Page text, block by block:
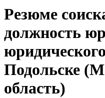
Резюме
должность
Подольске
область)